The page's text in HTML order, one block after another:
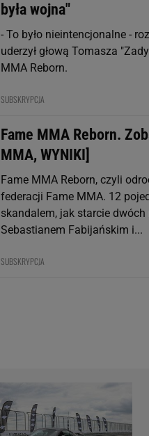
była wojna"
- To było nieintencjonalne -
uderzył głową Tomasza
MMA Reborn.
SUBSKRYPCJA
Fame MMA Reborn.
MMA, WYNIKI]
Fame MMA Reborn, czyli
federacji Fame MMA. 12
skandalem, jak starcie
Sebastianem Fabijańskim i...
SUBSKRYPCJA